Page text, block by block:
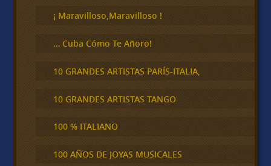
¡ Maravilloso,Maravilloso !
… Cuba Cómo Te Añoro!
10 GRANDES ARTISTAS PARÍS-ITALIA,
10 GRANDES ARTISTAS TANGO
100 % ITALIANO
100 AÑOS DE JOYAS MUSICALES